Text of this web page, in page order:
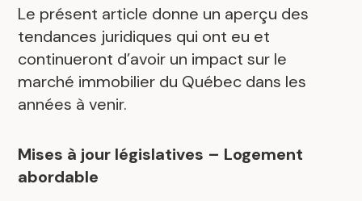
Le présent article donne un aperçu des
tendances juridiques qui ont eu et
continueront d’avoir un impact sur le
marché immobilier du Québec dans les
années à venir.
Mises à jour législatives – Logement
abordable